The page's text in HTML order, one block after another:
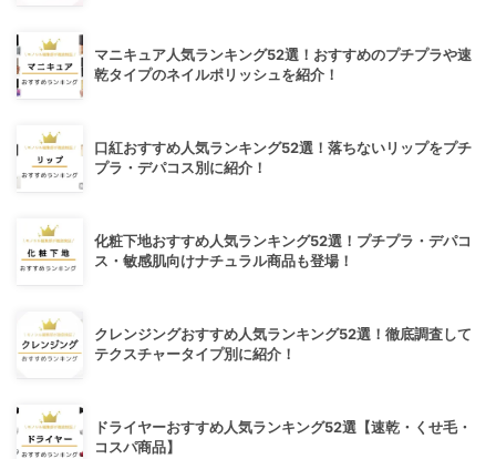
マニキュア人気ランキング52選！おすすめのプチプラや速
乾タイプのネイルポリッシュを紹介！
口紅おすすめ人気ランキング52選！落ちないリップをプチ
プラ・デパコス別に紹介！
化粧下地おすすめ人気ランキング52選！プチプラ・デパコ
ス・敏感肌向けナチュラル商品も登場！
クレンジングおすすめ人気ランキング52選！徹底調査して
テクスチャータイプ別に紹介！
ドライヤーおすすめ人気ランキング52選【速乾・くせ毛・
コスパ商品】